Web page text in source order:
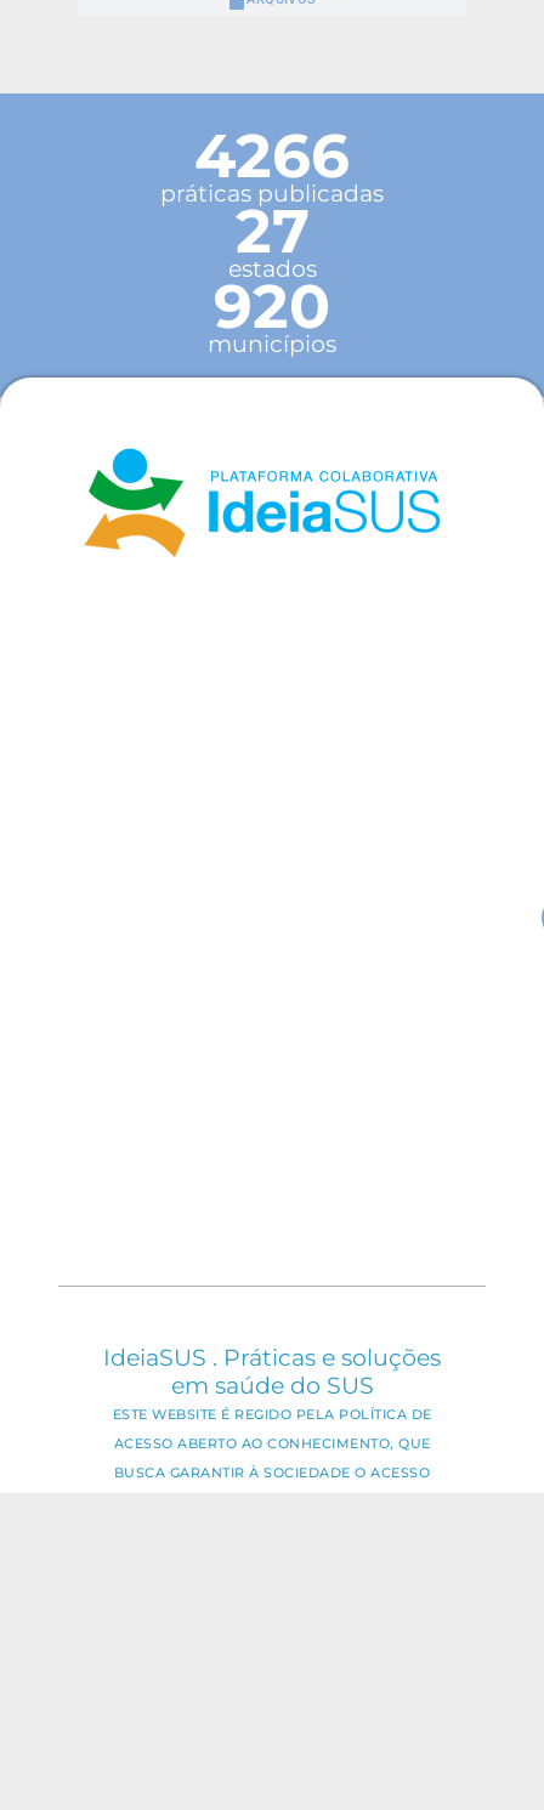
4266
práticas publicadas
27
estados
920
municípios
IdeiaSUS . Práticas e soluções
em saúde do SUS
ESTE WEBSITE É REGIDO PELA POLÍTICA DE
ACESSO ABERTO AO CONHECIMENTO, QUE
BUSCA GARANTIR À SOCIEDADE O ACESSO